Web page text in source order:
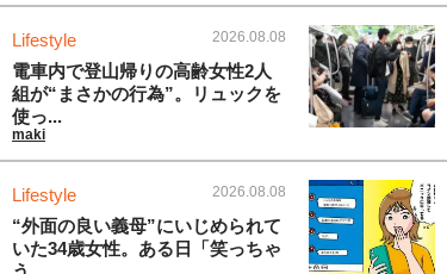
Lifestyle 2026.08.08
電車内で登山帰りの高齢女性2人
組が“まさかの行為”。リュックを
使っ...
maki
Lifestyle 2026.08.08
“外面の良い義母”にいじめられて
いた34歳女性。ある日「笑っちゃ